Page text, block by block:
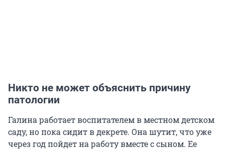
Никто не может объяснить причину
патологии
Галина работает воспитателем в местном детском
саду, но пока сидит в декрете. Она шутит, что уже
через год пойдет на работу вместе с сыном. Ее